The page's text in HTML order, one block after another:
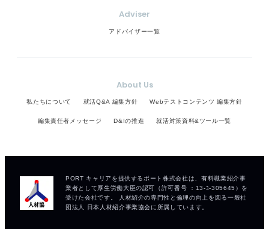
Adviser
アドバイザー一覧
About Us
私たちについて 就活Q&A 編集方針 Webテストコンテンツ 編集方針
編集責任者メッセージ D&Iの推進 就活対策資料&ツール一覧